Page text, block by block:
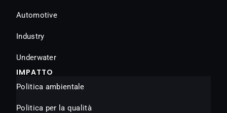
Automotive
Industry
Underwater
IMPATTO
Politica ambientale
Politica per la qualità